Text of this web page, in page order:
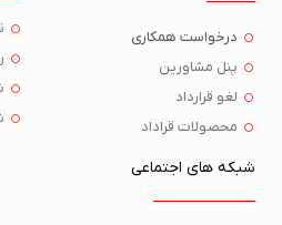
درخواست همکاری
پنل مشاورین
لغو قرارداد
محصولات قراداد
شبکه های اجتماعی